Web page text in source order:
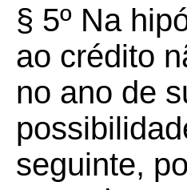
§ 5º Na
ao crédito
no ano de
seguinte,